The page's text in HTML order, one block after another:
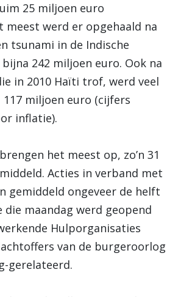
25 miljoen euro
meest werd er opgehaald na
tsunami in de Indische
bijna 242 miljoen euro. Ook na
in 2010 Haïti trof, werd veel
117 miljoen euro (cijfers
inflatie).
het meest op, zo’n 31
Acties in verband met
gemiddeld ongeveer de helft
die maandag werd geopend
Hulporganisaties
van de burgeroorlog
gerelateerd.